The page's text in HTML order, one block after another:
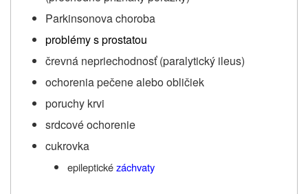
Parkinsonova choroba
problémy s prostatou
črevná nepriechodnosť (paralytický ileus)
ochorenia pečene alebo obličiek
poruchy krvi
srdcové ochorenie
cukrovka
epileptickézáchvaty